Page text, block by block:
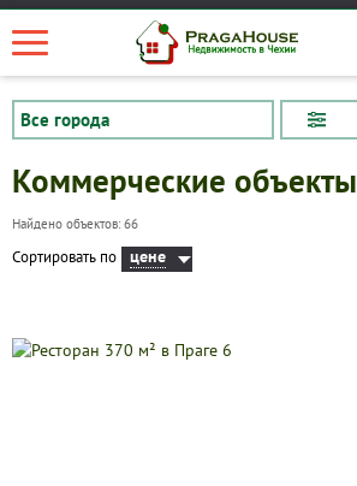
Коммерческие объекты
Найдено объектов: 66
Сортировать по цене